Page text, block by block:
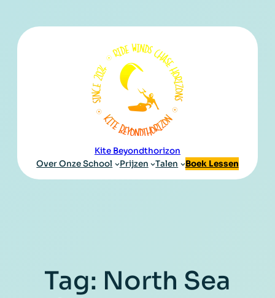
Kite Beyondthorizon
Over Onze School
Prijzen Talen Boek Lessen
Tag: North Sea